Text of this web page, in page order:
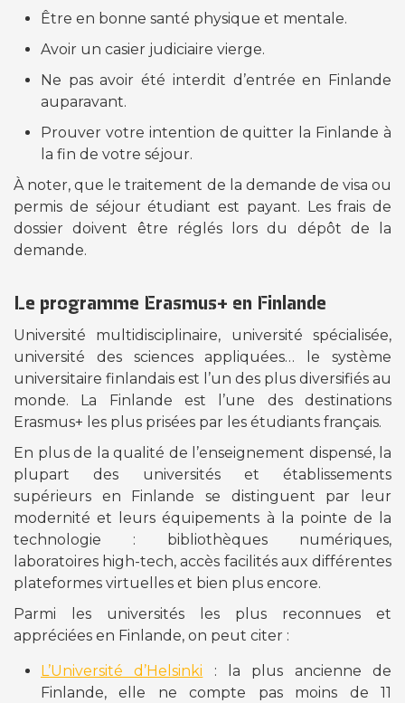
Être en bonne santé physique et mentale.
Avoir un casier judiciaire vierge.
Ne pas avoir été interdit d’entrée en Finlande
auparavant.
Prouver votre intention de quitter la Finlande à
la fin de votre séjour.
À noter, que le traitement de la demande de visa ou
permis de séjour étudiant est payant. Les frais de
dossier doivent être réglés lors du dépôt de la
demande.
Le programme Erasmus+ en Finlande
Université multidisciplinaire, université spécialisée,
université des sciences appliquées… le système
universitaire finlandais est l’un des plus diversifiés au
monde. La Finlande est l’une des destinations
Erasmus+ les plus prisées par les étudiants français.
En plus de la qualité de l’enseignement dispensé, la
plupart des universités et établissements
supérieurs en Finlande se distinguent par leur
modernité et leurs équipements à la pointe de la
technologie : bibliothèques numériques,
laboratoires high-tech, accès facilités aux différentes
plateformes virtuelles et bien plus encore.
Parmi les universités les plus reconnues et
appréciées en Finlande, on peut citer :
L’Université d’Helsinki : la plus ancienne de
Finlande, elle ne compte pas moins de 11